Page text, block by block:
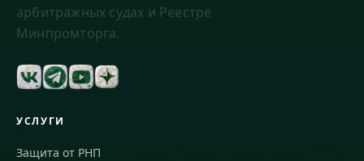
арбитражных судах и Реестре
Минпромторга.
УСЛУГИ
Защита от РНП